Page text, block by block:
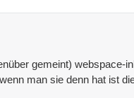
gemeint)
man sie denn hat ist